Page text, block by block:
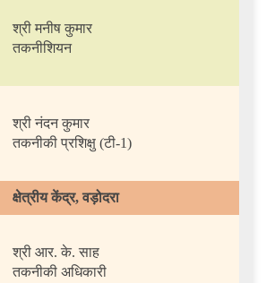
श्री मनीष कुमार
तकनीशियन
श्री नंदन कुमार
तकनीकी प्रशिक्षु (टी-1)
क्षेत्रीय केंद्र, वड़ोदरा
श्री आर. के. साह
तकनीकी अधिकारी